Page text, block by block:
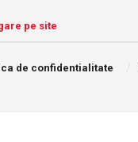
pe site
de confidentialitate